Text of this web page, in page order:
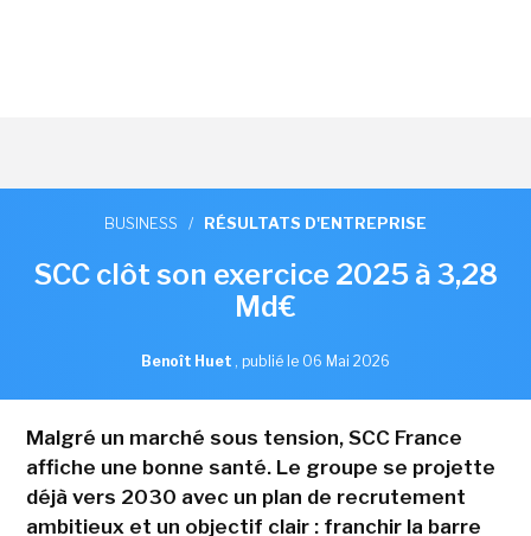
BUSINESS / RÉSULTATS D'ENTREPRISE
SCC clôt son exercice 2025 à 3,28
Md€
Benoît Huet , publié le 06 Mai 2026
Malgré un marché sous tension, SCC France
affiche une bonne santé. Le groupe se projette
déjà vers 2030 avec un plan de recrutement
ambitieux et un objectif clair : franchir la barre